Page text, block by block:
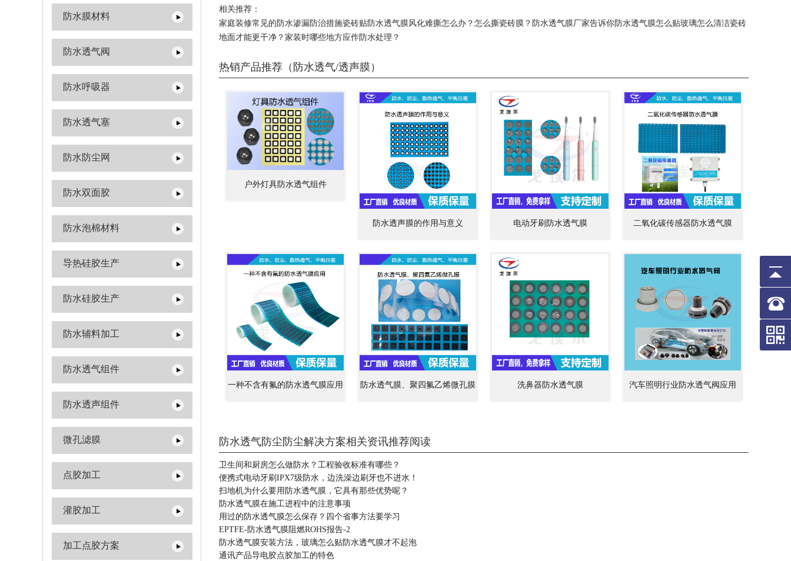
防水膜材料
防水透气阀
防水呼吸器
防水透气塞
防水防尘网
防水双面胶
防水泡棉材料
导热硅胶生产
防水硅胶生产
防水辅料加工
防水透气组件
防水透声组件
微孔滤膜
点胶加工
灌胶加工
加工点胶方案
相关推荐：
家庭装修常见的防水渗漏防治措施瓷砖贴防水透气膜风化难撕怎么办？怎么撕瓷砖膜？防水透气膜厂家告诉你防水透气膜怎么贴玻璃怎么清洁瓷砖
地面才能更干净？家装时哪些地方应作防水处理？
热销产品推荐（防水透气/透声膜）
户外灯具防水透气组件
防水透声膜的作用与意义 电动牙刷防水透气膜 二氧化碳传感器防水透气膜
一种不含有氟的防水透气膜应用 防水透气膜、聚四氟乙烯微孔膜 洗鼻器防水透气膜 汽车照明行业防水透气阀应用
防水透气防尘防尘解决方案相关资讯推荐阅读
卫生间和厨房怎么做防水？工程验收标准有哪些？
便携式电动牙刷IPX7级防水，边洗澡边刷牙也不进水！
扫地机为什么要用防水透气膜，它具有那些优势呢？
防水透气膜在施工进程中的注意事项
用过的防水透气膜怎么保存？四个省事方法要学习
EPTFE-防水透气膜阻燃ROHS报告-2
防水透气膜安装方法，玻璃怎么贴防水透气膜才不起泡
通讯产品导电胶点胶加工的特色